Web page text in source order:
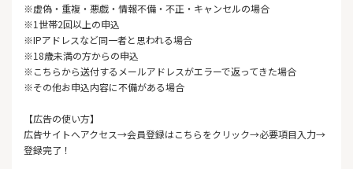
※虚偽・重複・悪戯・情報不備・不正・キャンセルの場合
※1世帯2回以上の申込
※IPアドレスなど同一者と思われる場合
※18歳未満の方からの申込
※こちらから送付するメールアドレスがエラーで返ってきた場合
※その他お申込内容に不備がある場合
【広告の使い方】
広告サイトへアクセス→会員登録はこちらをクリック→必要項目入力→
登録完了！